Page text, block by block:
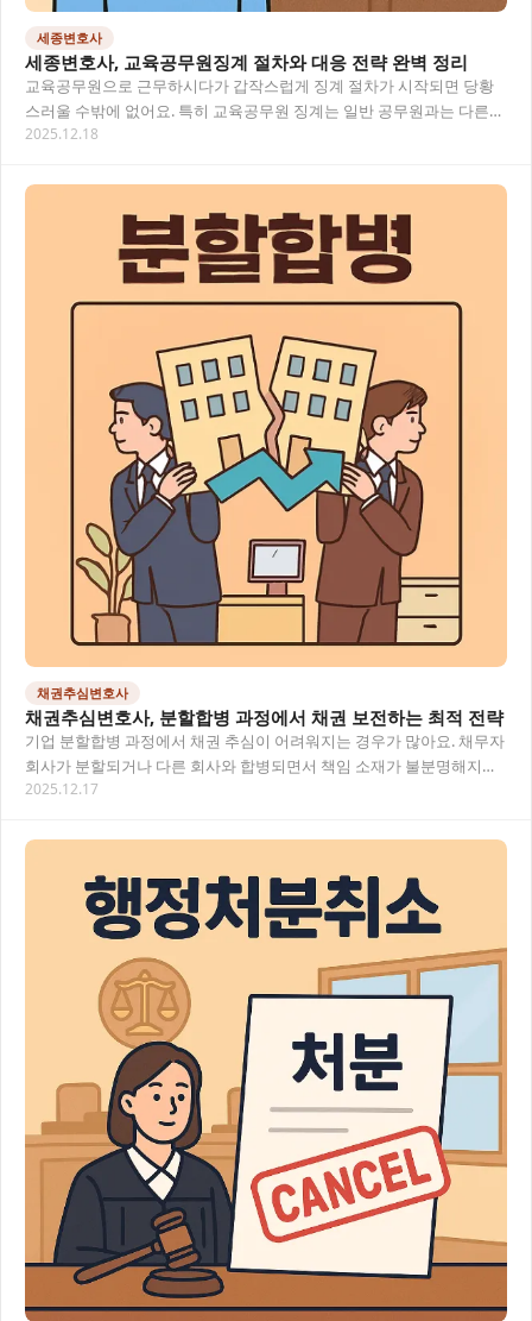
세종변호사
세종변호사, 교육공무원징계 절차와 대응 전략 완벽 정리
교육공무원으로 근무하시다가 갑작스럽게 징계 절차가 시작되면 당황
스러울 수밖에 없어요. 특히 교육공무원 징계는 일반 공무원과는 다른
특수성을 갖고 있어 더욱 전문적인 조력이 필요합니…
2025.12.18
채권추심변호사
채권추심변호사, 분할합병 과정에서 채권 보전하는 최적 전략
기업 분할합병 과정에서 채권 추심이 어려워지는 경우가 많아요. 채무자
회사가 분할되거나 다른 회사와 합병되면서 책임 소재가 불분명해지고,
채권자로서는 어디에 권리를 주장해야 할지…
2025.12.17